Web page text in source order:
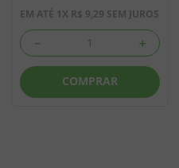
EM ATÉ 1X R$ 9,29 SEM JUROS
＋
－
COMPRAR